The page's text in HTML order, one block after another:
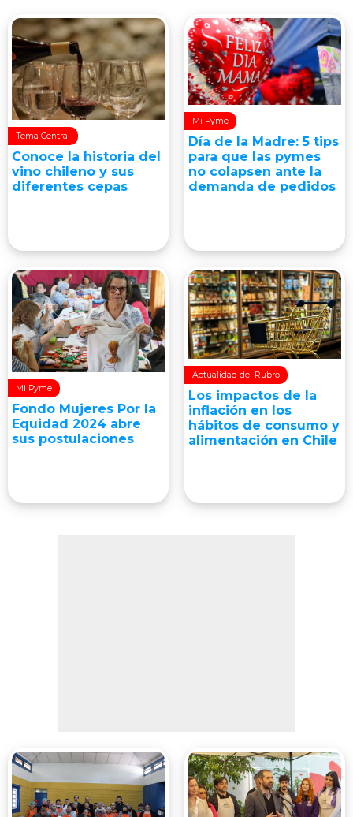
Tema Central
Conoce la historia del
vino chileno y sus
diferentes cepas
Mi Pyme
Día de la Madre: 5 tips
para que las pymes
no colapsen ante la
demanda de pedidos
Mi Pyme
Fondo Mujeres Por la
Equidad 2024 abre
sus postulaciones
Actualidad del Rubro
Los impactos de la
inflación en los
hábitos de consumo y
alimentación en Chile